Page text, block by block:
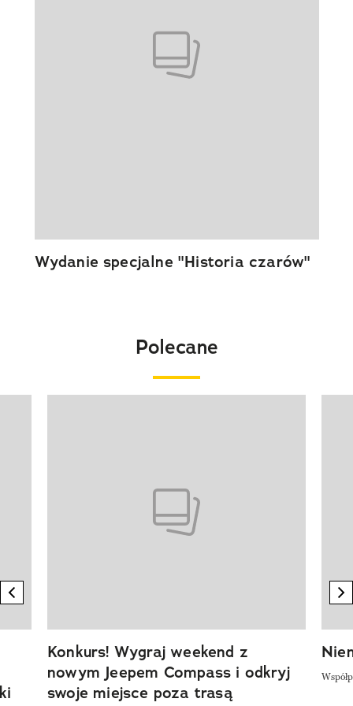
Wydanie specjalne "Historia czarów"
Polecane
previous element
Konkurs! Wygraj weekend z
nowym Jeepem Compass i odkryj
swoje miejsce poza trasą